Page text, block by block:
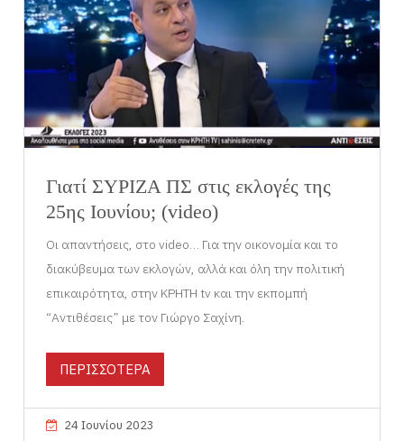
Γιατί ΣΥΡΙΖΑ ΠΣ στις εκλογές της
25ης Ιουνίου; (video)
Οι απαντήσεις, στο video… Για την οικονομία και το
διακύβευμα των εκλογών, αλλά και όλη την πολιτική
επικαιρότητα, στην ΚΡΗΤΗ tv και την εκπομπή
“Αντιθέσεις” με τον Γιώργο Σαχίνη.
ΠΕΡΙΣΣΟΤΕΡΑ
24 Ιουνίου 2023